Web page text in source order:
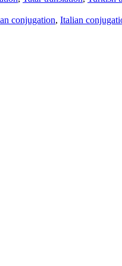
conjugation, Italian